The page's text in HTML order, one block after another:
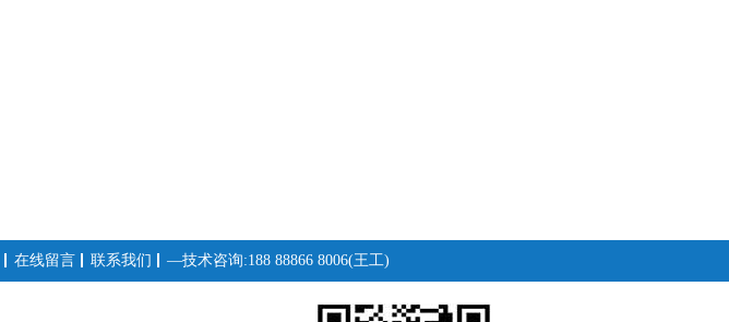
在线留言 联系我们 —技术咨询:188 88866 8006(王工)